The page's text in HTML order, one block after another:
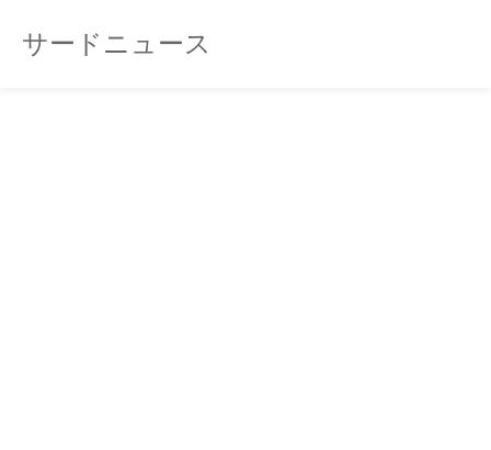
サードニュース